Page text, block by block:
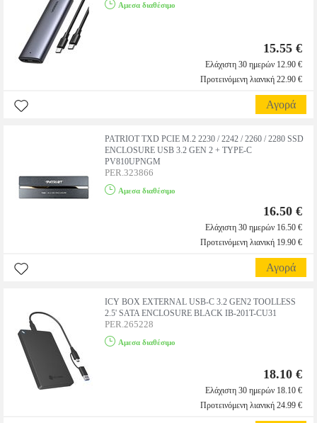
Αμεσα διαθέσιμο
15.55 €
Ελάχιστη 30 ημερών 12.90 €
Προτεινόμενη λιανική 22.90 €
Αγορά
PATRIOT TXD PCIE M.2 2230 / 2242 / 2260 / 2280 SSD
ENCLOSURE USB 3.2 GEN 2 + TYPE-C
PV810UPNGM
PER.323866
Αμεσα διαθέσιμο
16.50 €
Ελάχιστη 30 ημερών 16.50 €
Προτεινόμενη λιανική 19.90 €
Αγορά
ICY BOX EXTERNAL USB-C 3.2 GEN2 TOOLLESS
2.5' SATA ENCLOSURE BLACK IB-201T-CU31
PER.265228
Αμεσα διαθέσιμο
18.10 €
Ελάχιστη 30 ημερών 18.10 €
Προτεινόμενη λιανική 24.99 €